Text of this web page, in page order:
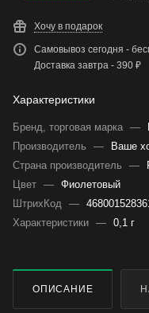
Хочу в подарок
Самовывоз сегодня -
Доставка завтра - 390 ₽
Характеристики
Бренд, торговая марка —
Производитель
—
Ваше
Страна производитель
—
Цвет — Фиолетовый
ШтрихКод —
Характеристики — 0,1 г
ОПИСАНИЕ